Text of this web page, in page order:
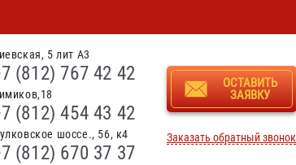
5 лит А3
(812) 767 42 42
(812) 454 43 42
шоссе., 56, к4
(812) 670 37 37
ОСТАВИТЬ
ЗАЯВКУ
Заказать обратный звонок